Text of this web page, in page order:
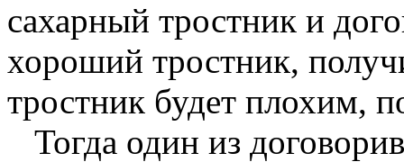
сахарный тростник и
хороший тростник,
тростник будет плохим,
Тогда один из